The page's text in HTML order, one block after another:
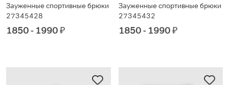
Зауженные спортивные брюки
27345428
1850 - 1990₽
Зауженные спортивные брюки
27345432
1850 - 1990₽